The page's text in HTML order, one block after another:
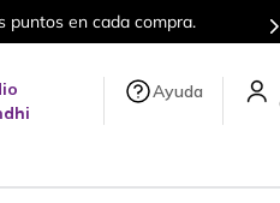
Más de 5
Ayuda